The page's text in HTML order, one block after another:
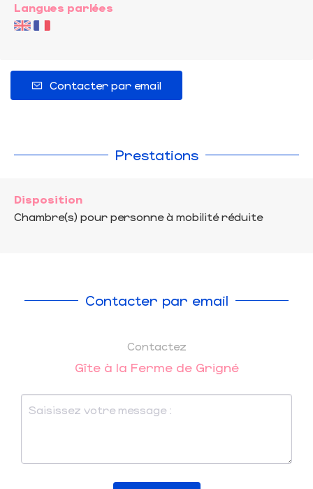
Langues parlées
Contacter par email
Prestations
Disposition
Chambre(s) pour personne à mobilité réduite
Contacter par email
Contactez
Gîte à la Ferme de Grigné